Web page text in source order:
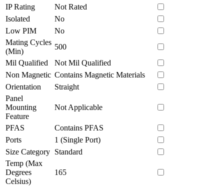
IP Rating
Not Rated
Isolated
No
Low PIM
No
Mating Cycles
(Min)
500
Mil Qualified
Not Mil Qualified
Non Magnetic Contains Magnetic Materials
Orientation
Straight
Panel
Mounting
Feature
Not Applicable
PFAS
Contains PFAS
Ports
1 (Single Port)
Size Category Standard
Temp (Max
Degrees
Celsius)
165